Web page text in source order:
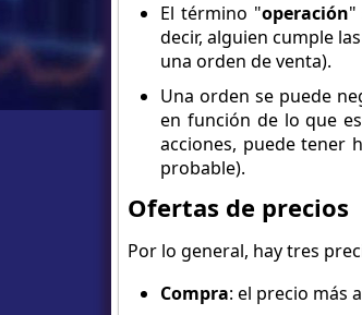
El término "operación"
decir, alguien cumple
una orden de venta).
Una orden se puede
en función de lo que
acciones, puede tener
probable).
Ofertas de precios
Por lo general, hay tres
Compra: el precio más